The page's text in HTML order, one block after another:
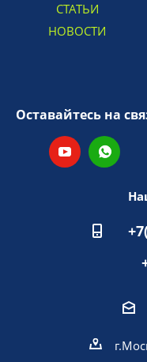
СТАТЬИ
НОВОСТИ
Оставайтесь на